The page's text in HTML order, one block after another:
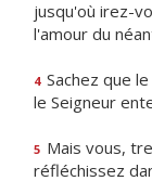
jusqu'où irez-
l'amour du
4 Sachez que
le Seigneur
5 Mais vous,
réfléchissez